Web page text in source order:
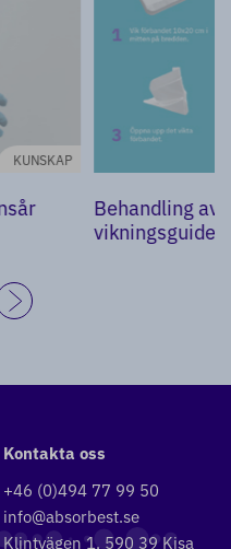
KUNSKAP
Behandling av
vikningsguide
Kontakta oss
+46 (0)494 77 99 50
info@absorbest.se
Klintvägen 1, 590 39 Kisa